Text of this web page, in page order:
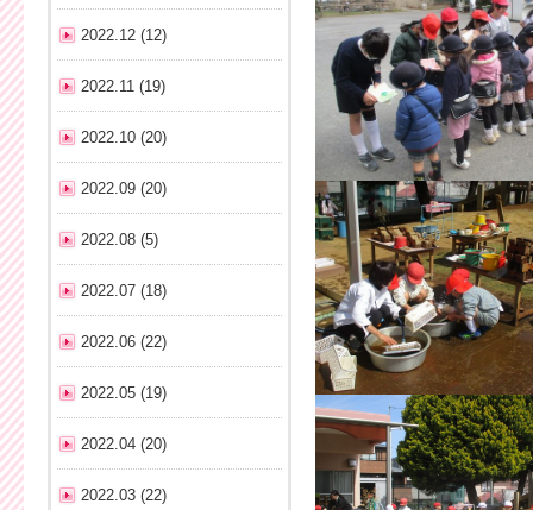
2022.12 (12)
2022.11 (19)
2022.10 (20)
2022.09 (20)
2022.08 (5)
2022.07 (18)
2022.06 (22)
2022.05 (19)
2022.04 (20)
2022.03 (22)